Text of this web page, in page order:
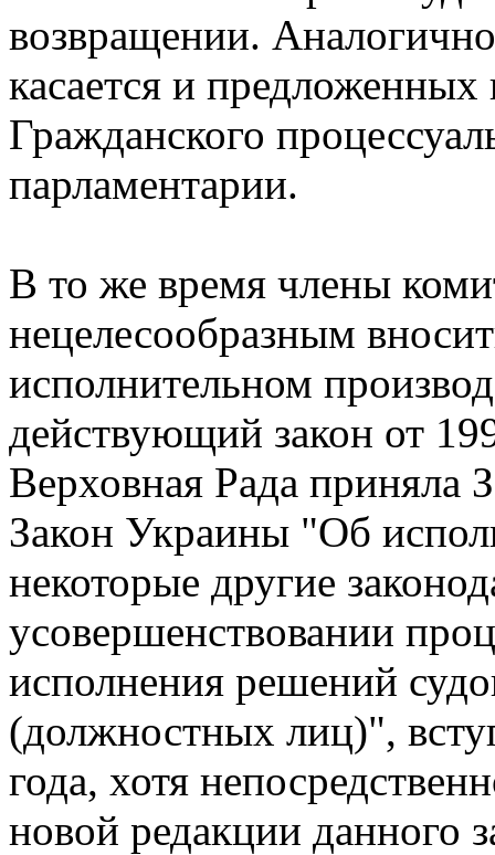
возвращении.
касается и
Гражданского
парламентарии.
В то же время члены
нецелесообразным
исполнительном
действующий закон от
Верховная Рада приняла
Закон Украины "Об
некоторые другие
усовершенствовании
исполнения решений
(должностных лиц)",
года, хотя
новой редакции данного